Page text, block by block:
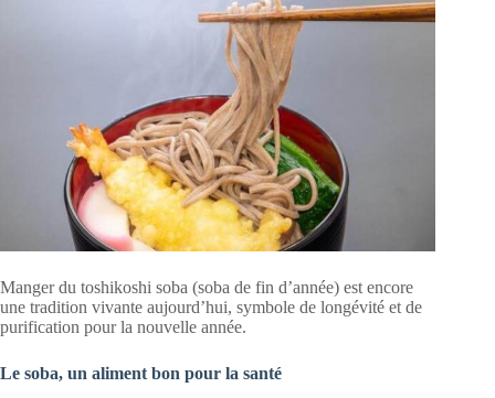
Manger du toshikoshi soba (soba de fin d’année) est encore
une tradition vivante aujourd’hui, symbole de longévité et de
purification pour la nouvelle année.
Le soba, un aliment bon pour la santé